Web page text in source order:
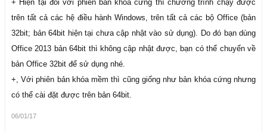
+ Hiện tại đối với phiên bản khóa cứng thì chương trình chạy được
trên tất cả các hệ điều hành Windows, trên tất cả các bộ Office (bản
32bit; bản 64bit hiện tại chưa cập nhật vào sử dụng). Do đó bạn dùng
Office 2013 bản 64bit thì không cập nhật được, bạn có thể chuyển về
bản Office 32bit để sử dụng nhé.
+, Với phiên bản khóa mềm thì cũng giống như bản khóa cứng nhưng
có thể cài đặt được trên bản 64bit.
06/01/17